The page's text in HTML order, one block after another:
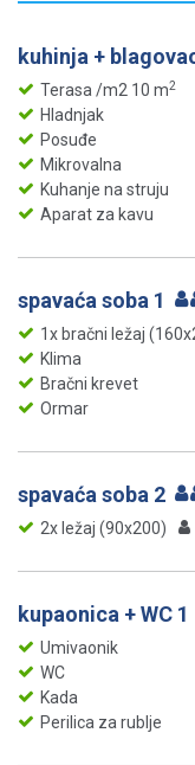
kuhinja +
Terasa /m2 10 m2
Hladnjak
Posuđe
Mikrovalna
Kuhanje na struju
Aparat za kavu
spavaća soba 1
1x bračni ležaj
Klima
Bračni krevet
Ormar
spavaća soba 2
2x ležaj (90x200)
kupaonica + WC 1
Umivaonik
WC
Kada
Perilica za rublje